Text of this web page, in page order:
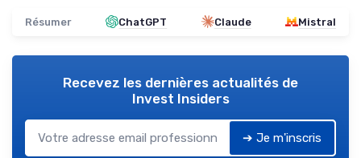
Résumer ChatGPT Claude Mistral
Recevez les dernières actualités de
Invest Insiders
➔ Je m'inscris